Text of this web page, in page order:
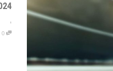
,
0